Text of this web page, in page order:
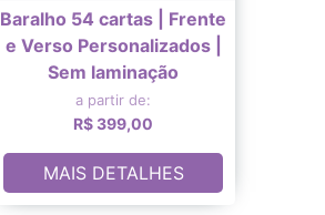
Baralho 54 cartas | Frente
e Verso Personalizados |
Sem laminação
a partir de:
R$ 399,00
MAIS DETALHES